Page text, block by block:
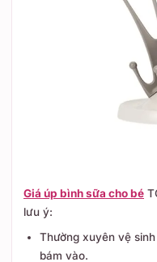
Giá úp bình sữa cho bé
lưu ý:
Thường xuyên vệ
bám vào.